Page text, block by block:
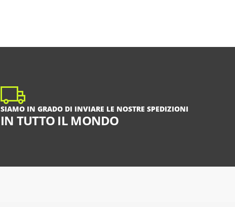
SIAMO IN GRADO DI INVIARE LE NOSTRE SPEDIZIONI
IN TUTTO IL MONDO